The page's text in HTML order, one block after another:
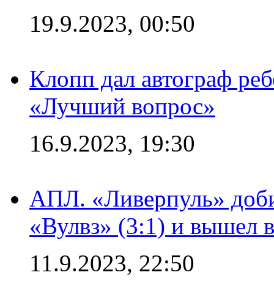
19.9.2023, 00:50
Клопп дал автограф
«Лучший вопрос»
16.9.2023, 19:30
АПЛ. «Ливерпуль»
«Вулвз» (3:1) и вышел
11.9.2023, 22:50